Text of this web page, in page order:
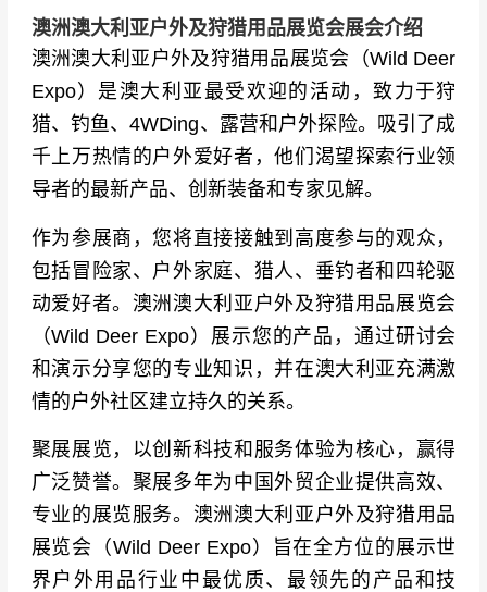
澳洲澳大利亚户外及狩猎用品展览会展会介绍
澳洲澳大利亚户外及狩猎用品展览会（Wild Deer
Expo）是澳大利亚最受欢迎的活动，致力于狩
猎、钓鱼、4WDing、露营和户外探险。吸引了成
千上万热情的户外爱好者，他们渴望探索行业领
导者的最新产品、创新装备和专家见解。
作为参展商，您将直接接触到高度参与的观众，
包括冒险家、户外家庭、猎人、垂钓者和四轮驱
动爱好者。澳洲澳大利亚户外及狩猎用品展览会
（Wild Deer Expo）展示您的产品，通过研讨会
和演示分享您的专业知识，并在澳大利亚充满激
情的户外社区建立持久的关系。
聚展展览，以创新科技和服务体验为核心，赢得
广泛赞誉。聚展多年为中国外贸企业提供高效、
专业的展览服务。澳洲澳大利亚户外及狩猎用品
展览会（Wild Deer Expo）旨在全方位的展示世
界户外用品行业中最优质、最领先的产品和技